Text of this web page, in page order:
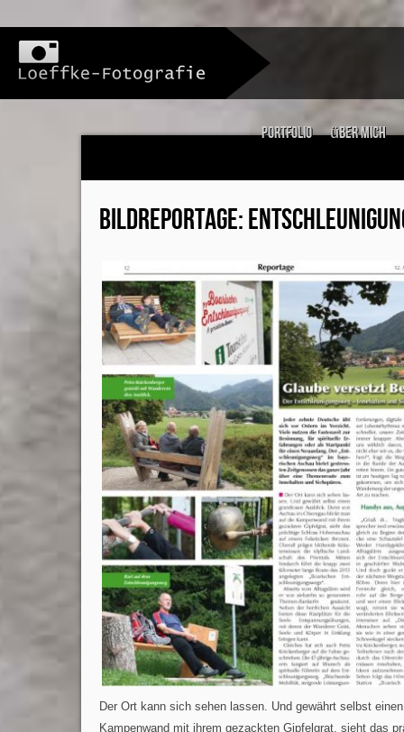
Portfolio über mich
BILDREPORTAGE:
Der Ort kann sich sehen lassen. Und gewährt selbst
Kampenwand mit ihrem gezackten Gipfelgrat, sieht das